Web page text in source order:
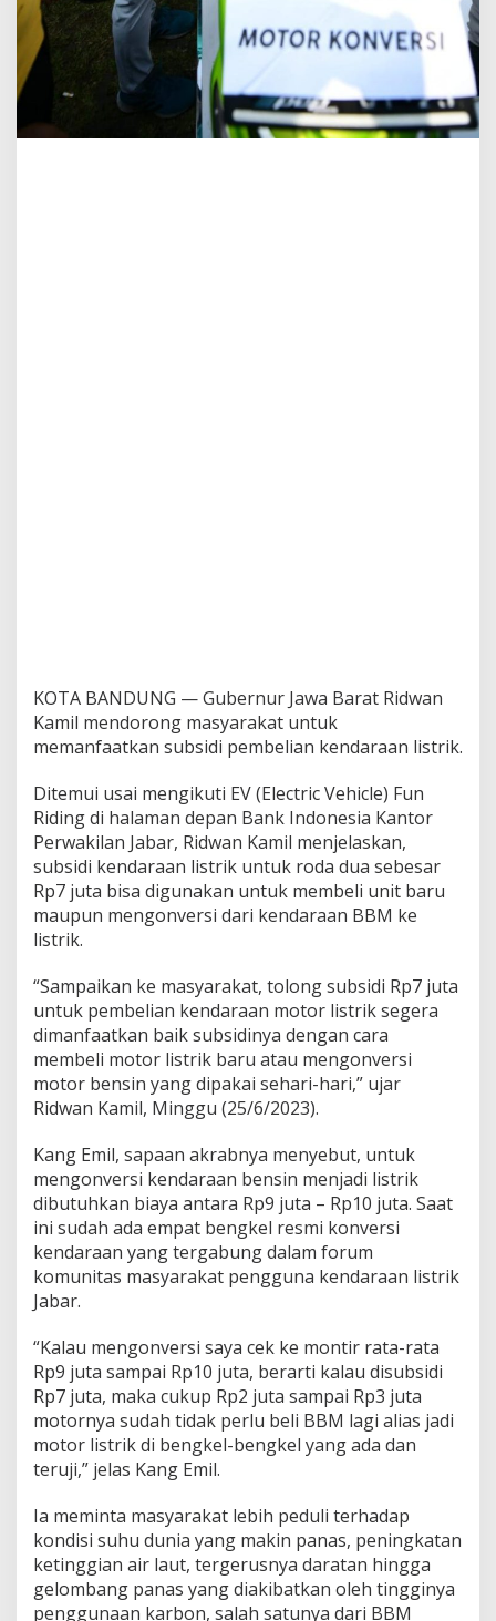
KOTA BANDUNG — Gubernur Jawa Barat Ridwan
Kamil mendorong masyarakat untuk
memanfaatkan subsidi pembelian kendaraan listrik.
Ditemui usai mengikuti EV (Electric Vehicle) Fun
Riding di halaman depan Bank Indonesia Kantor
Perwakilan Jabar, Ridwan Kamil menjelaskan,
subsidi kendaraan listrik untuk roda dua sebesar
Rp7 juta bisa digunakan untuk membeli unit baru
maupun mengonversi dari kendaraan BBM ke
listrik.
“Sampaikan ke masyarakat, tolong subsidi Rp7 juta
untuk pembelian kendaraan motor listrik segera
dimanfaatkan baik subsidinya dengan cara
membeli motor listrik baru atau mengonversi
motor bensin yang dipakai sehari-hari,” ujar
Ridwan Kamil, Minggu (25/6/2023).
Kang Emil, sapaan akrabnya menyebut, untuk
mengonversi kendaraan bensin menjadi listrik
dibutuhkan biaya antara Rp9 juta – Rp10 juta. Saat
ini sudah ada empat bengkel resmi konversi
kendaraan yang tergabung dalam forum
komunitas masyarakat pengguna kendaraan listrik
Jabar.
“Kalau mengonversi saya cek ke montir rata-rata
Rp9 juta sampai Rp10 juta, berarti kalau disubsidi
Rp7 juta, maka cukup Rp2 juta sampai Rp3 juta
motornya sudah tidak perlu beli BBM lagi alias jadi
motor listrik di bengkel-bengkel yang ada dan
teruji,” jelas Kang Emil.
Ia meminta masyarakat lebih peduli terhadap
kondisi suhu dunia yang makin panas, peningkatan
ketinggian air laut, tergerusnya daratan hingga
gelombang panas yang diakibatkan oleh tingginya
penggunaan karbon, salah satunya dari BBM